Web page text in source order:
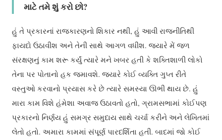
માટે તમે શું કરો છો?
હું તે પ્રકારનાં રાજકારણનો શિકાર નથી, હું આવી રાજનીતિથી
ફાયદો ઉઠાવીશ અને તેની સાથે આગળ વધીશ. જ્યારે મેં જળ
સંરક્ષણનું કામ શરૂ કર્યું ત્યારે મને ખબર હતી કે શક્તિશાળી લોકો
તેના પર પોતાનો હક જમાવશે. જ્યારે કોઈ વ્યક્તિ ગુપ્ત રીતે
વસ્તુઓ કરવાનો પ્રયાસ કરે છે ત્યારે સમસ્યા ઊભી થાય છે. હું
મારા કામ વિશે હંમેશા અવાજ ઉઠાવતો હતો, ગ્રામસભામાં કોઈપણ
પ્રકારનો નિર્ણય હું સમગ્ર સમુદાય સાથે ચર્ચા કરીને અને લેખિતમાં
લેતો હતો. અમારા કામમાં સંપૂર્ણ પારદર્શિતા હતી. બાદમાં જો કોઈ